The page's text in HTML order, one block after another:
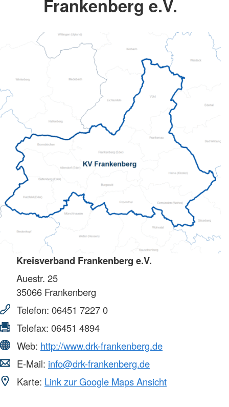
Frankenberg e.V.
Kreisverband Frankenberg e.V.
Auestr. 25
35066 Frankenberg
Telefon: 06451 7227 0
Telefax: 06451 4894
Web: http://www.drk-frankenberg.de
E-Mail: info@drk-frankenberg.de
Karte: Link zur Google Maps Ansicht